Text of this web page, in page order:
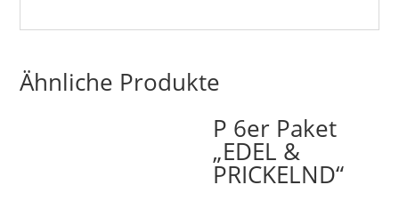
Ähnliche Produkte
P 6er Paket
„EDEL &
PRICKELND“